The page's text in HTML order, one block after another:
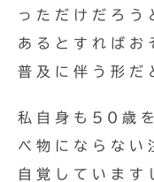
っただけだろう
あるとすればお
普及に伴う形だ
私自身も50歳
べ物にならない
自覚しています